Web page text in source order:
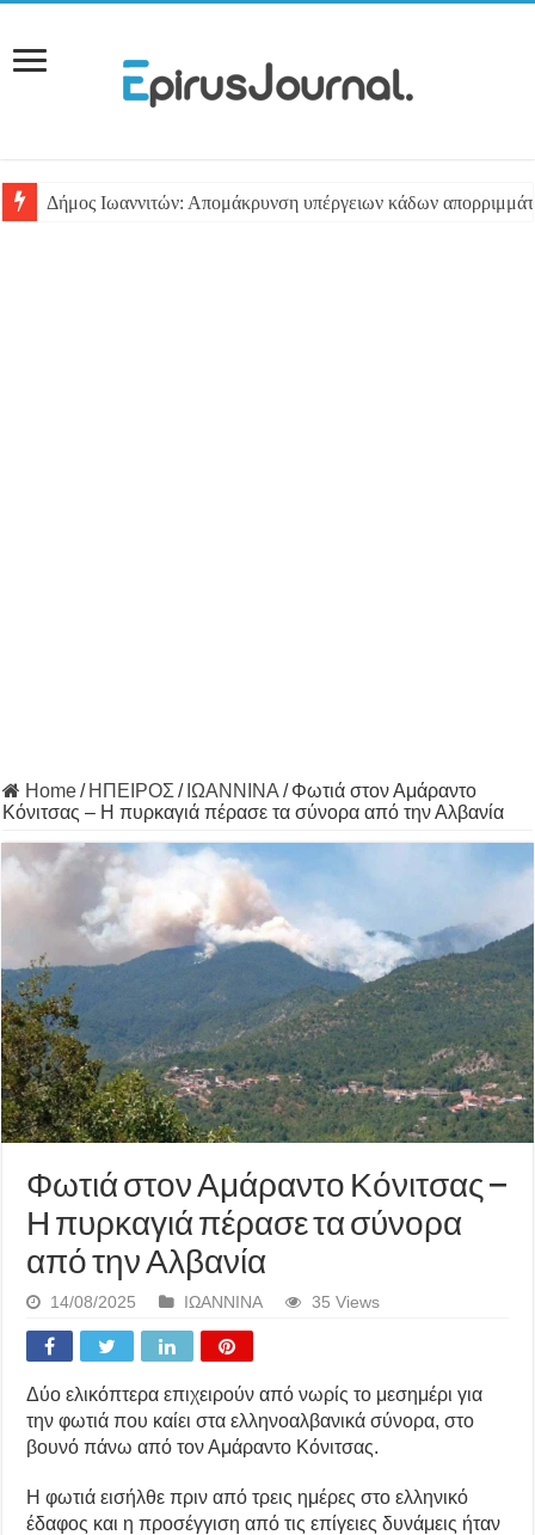
Δήμος Ιωαννιτών: Απομάκρυνση υπέργειων κάδων
Home/ ΗΠΕΙΡΟΣ / ΙΩΑΝΝΙΝΑ / Φωτιά στον Αμάραντο
Κόνιτσας – Η πυρκαγιά πέρασε τα σύνορα από την Αλβανία
Φωτιά στον Αμάραντο Κόνιτσας –
Η πυρκαγιά πέρασε τα σύνορα
από την Αλβανία
14/08/2025 ΙΩΑΝΝΙΝΑ 35 Views
Δύο ελικόπτερα επιχειρούν από νωρίς το μεσημέρι για
την φωτιά που καίει στα ελληνοαλβανικά σύνορα, στο
βουνό πάνω από τον Αμάραντο Κόνιτσας.
Η φωτιά εισήλθε πριν από τρεις ημέρες στο ελληνικό
έδαφος και η προσέγγιση από τις επίγειες δυνάμεις ήταν